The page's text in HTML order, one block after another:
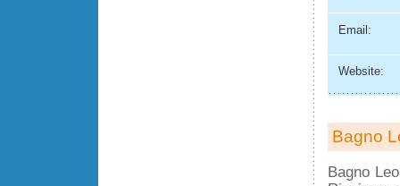
Email:
Website:
Bagno
Bagno